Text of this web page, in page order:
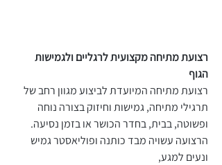
רצועת מתיחה מקצועית לרגליים ולגמישות
הגוף
רצועת מתיחה המיועדת לביצוע מגוון רחב של
תרגילי מתיחה, גמישות וחיזוק בצורה נוחה
ופשוטה, בבית, בחדר הכושר או בזמן נסיעה.
הרצועה עשויה מבד כותנה ופוליאסטר גמיש
ונעים למגע,